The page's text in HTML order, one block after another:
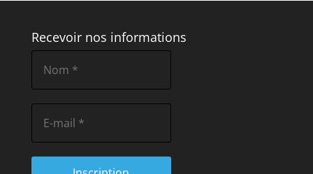
Recevoir nos informations